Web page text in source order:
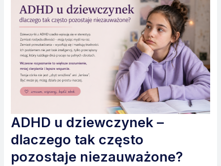
ADHD u dziewczynek –
dlaczego tak często
pozostaje niezauważone?
dlaczego
tak często
pozostaje
niezauważone?